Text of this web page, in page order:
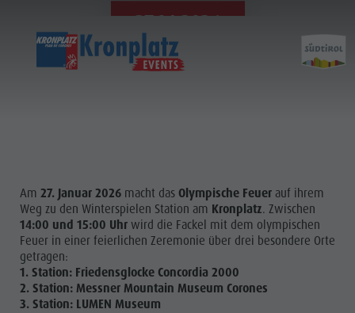
27.01.2026
Am 27. Januar 2026macht das Olympische Feuerauf ihrem
Weg zu den Winterspielen Station am Kronplatz. Zwischen
14:00 und 15:00 Uhrwird die Fackel mit dem olympischen
Feuer in einer feierlichen Zeremonie über drei besondere Orte
getragen:
1. Station: Friedensglocke Concordia 2000
2. Station: Messner Mountain Museum Corones
3. Station: LUMEN Museum